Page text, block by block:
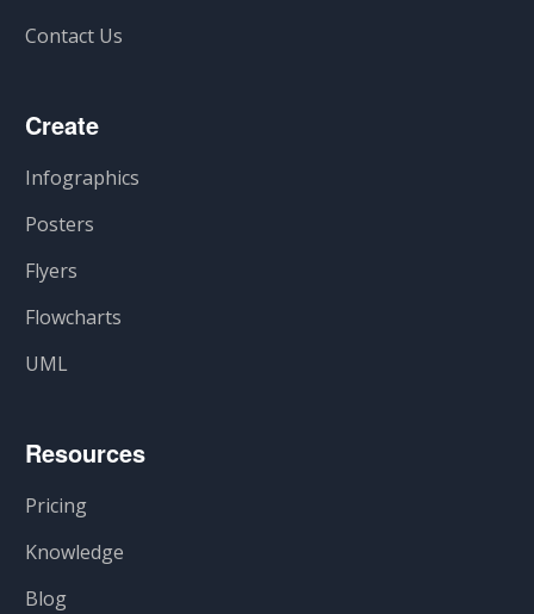
Contact Us
Create
Infographics
Posters
Flyers
Flowcharts
UML
Resources
Pricing
Knowledge
Blog